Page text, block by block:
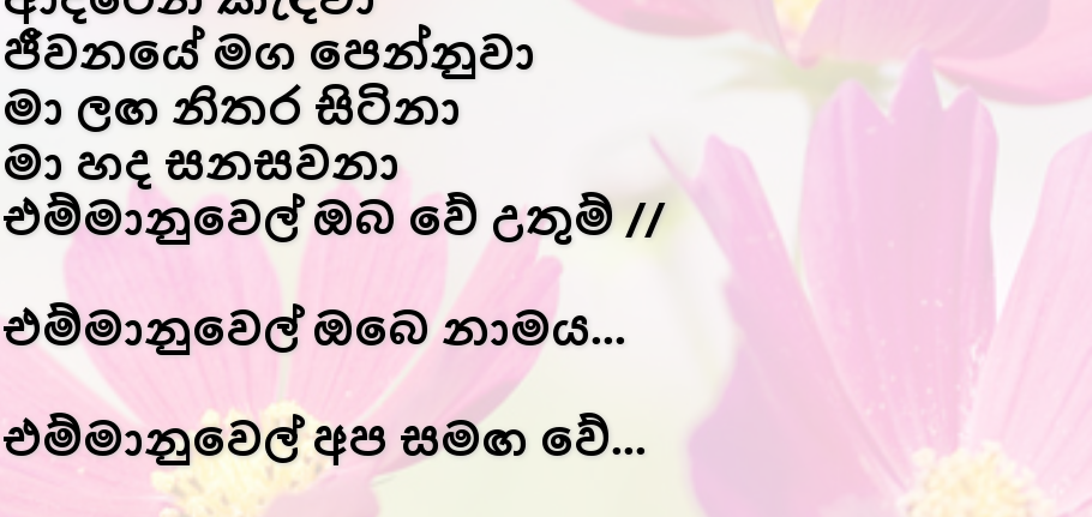
ජීවනයේ මග පෙන්නුවා
මා ලඟ නිතර සිටිනා
මා හද සනසවනා
එම්මානුවෙල් ඔබ වේ උතුම් //
එම්මානුවෙල් ඔබෙ නාමය...
එම්මානුවෙල් අප සමඟ වේ...